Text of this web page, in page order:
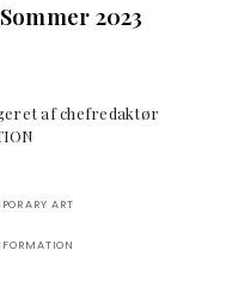
2023
af chefredaktør
ART